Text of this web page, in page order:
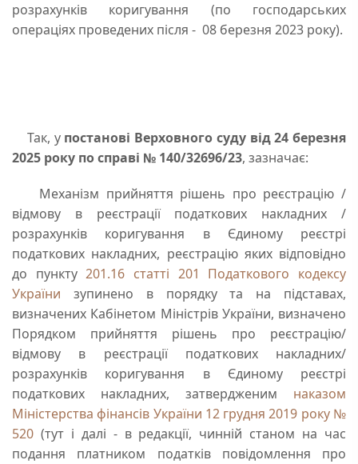
розрахунків коригування (по господарських
операціях проведених після - 08 березня 2023 року).
Так, у постанові Верховного суду від 24 березня
2025 року по справі № 140/32696/23, зазначає:
Механізм прийняття рішень про реєстрацію /
відмову в реєстрації податкових накладних /
розрахунків коригування в Єдиному реєстрі
податкових накладних, реєстрацію яких відповідно
до пункту201.16 статті 201 Податкового кодексу
України зупинено в порядку та на підставах,
визначених Кабінетом Міністрів України, визначено
Порядком прийняття рішень про реєстрацію/
відмову в реєстрації податкових накладних/
розрахунків коригування в Єдиному реєстрі
податкових накладних, затвердженим наказом
Міністерства фінансів України 12 грудня 2019 року №
520 (тут і далі - в редакції, чинній станом на час
подання платником податків повідомлення про